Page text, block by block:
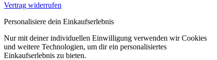
Vertrag widerrufen
Personalisiere dein Einkaufserlebnis
Nur mit deiner individuellen Einwilligung verwenden wir Cookies
und weitere Technologien, um dir ein personalisiertes
Einkaufserlebnis zu bieten.